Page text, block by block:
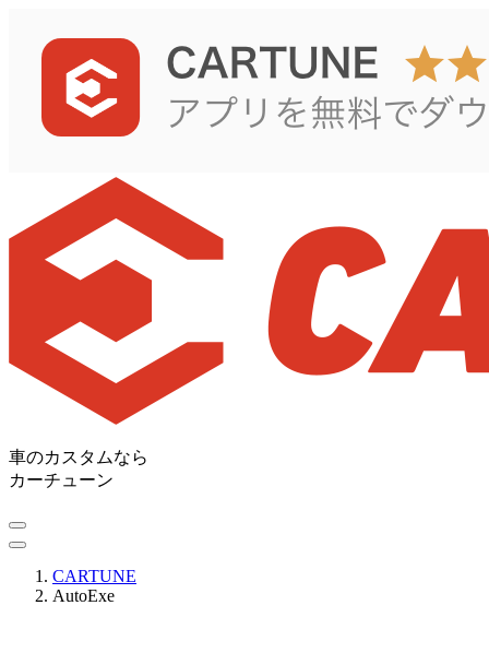
車のカスタムなら
カーチューン
CARTUNE
AutoExe